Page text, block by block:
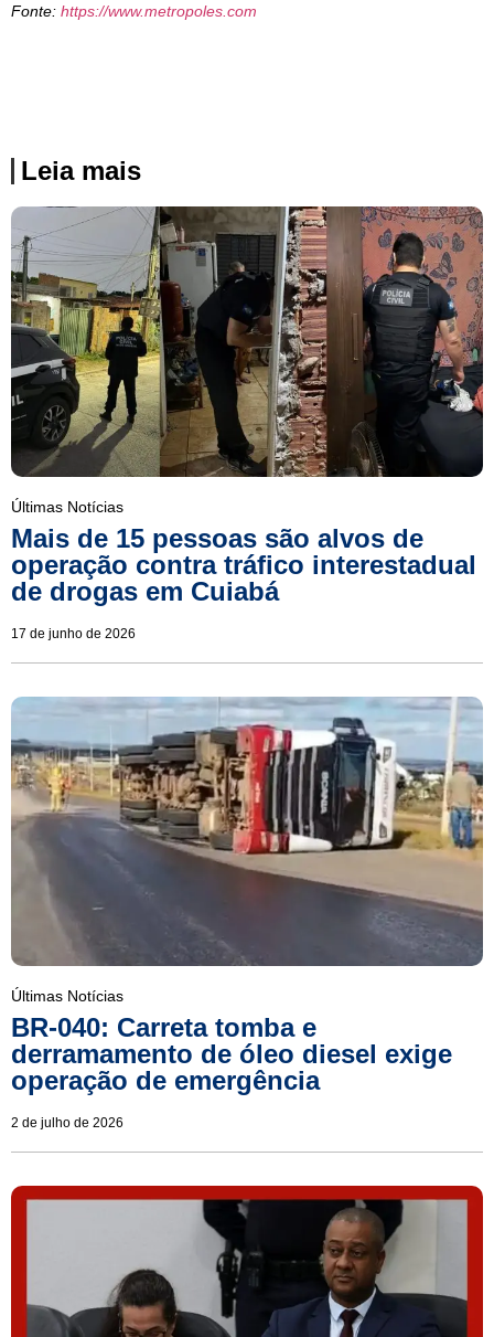
Fonte: https://www.metropoles.com
Leia mais
Últimas Notícias
Mais de 15 pessoas são alvos de
operação contra tráfico interestadual
de drogas em Cuiabá
17 de junho de 2026
Últimas Notícias
BR-040: Carreta tomba e
derramamento de óleo diesel exige
operação de emergência
2 de julho de 2026